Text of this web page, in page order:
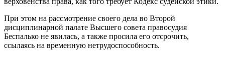
При этом на рассмотрение своего дела во Второй
дисциплинарной палате Высшего совета правосудия
Беспалько не явилась, а также просила его отсрочить,
ссылаясь на временную нетрудоспособность.